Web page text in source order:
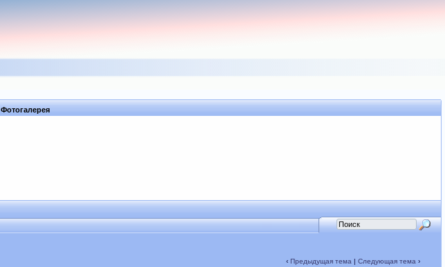
Фотогалерея
‹Предыдущая тема |Следующая тема ›